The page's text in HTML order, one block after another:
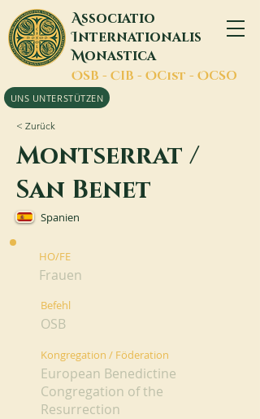
Associatio
Internationalis
Monastica
OSB - CIB - OCist - OCSO
UNS UNTERSTÜTZEN
< Zurück
Montserrat /
San Benet
Spanien
HO/FE
Frauen
Befehl
OSB
Kongregation / Föderation
European Benedictine
Congregation of the
Resurrection